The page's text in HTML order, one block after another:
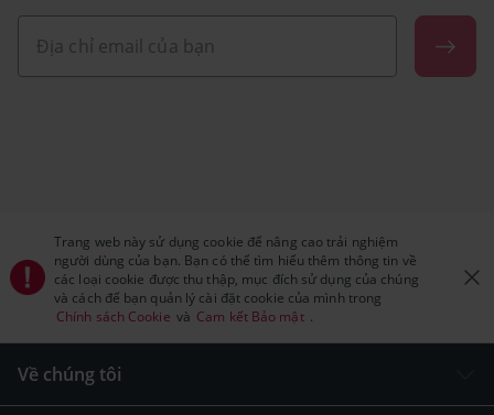
Trang web này sử dụng cookie để nâng cao trải nghiệm
người dùng của bạn. Bạn có thể tìm hiểu thêm thông tin về
các loại cookie được thu thập, mục đích sử dụng của chúng
và cách để bạn quản lý cài đặt cookie của mình trong
Chính sách Cookie và Cam kết Bảo mật .
Về chúng tôi